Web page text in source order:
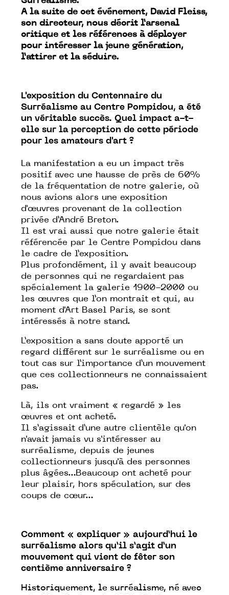
A la suite de cet événement, David Fleiss,
son directeur, nous décrit l’arsenal
critique et les références à déployer
pour intéresser la jeune génération,
l’attirer et la séduire.
L'exposition du Centennaire du
Surréalisme au Centre Pompidou, a été
un véritable succès. Quel impact a-t-
elle sur la perception de cette période
pour les amateurs d'art ?
La manifestation a eu un impact très
positif avec une hausse de près de 60%
de la fréquentation de notre galerie, où
nous avions alors une exposition
d'œuvres provenant de la collection
privée d’André Breton.
Il est vrai aussi que notre galerie était
référencée par le Centre Pompidou dans
le cadre de l’exposition.
Plus profondément, il y avait beaucoup
de personnes qui ne regardaient pas
spécialement la galerie 1900-2000 ou
les œuvres que l’on montrait et qui, au
moment d'Art Basel Paris, se sont
intéressés à notre stand.
L’exposition a sans doute apporté un
regard différent sur le surréalisme ou en
tout cas sur l’importance d’un mouvement
que ces collectionneurs ne connaissaient
pas.
Là, ils ont vraiment « regardé » les
œuvres et ont acheté.
Il s’agissait d’une autre clientèle qu'on
n'avait jamais vu s'intéresser au
surréalisme, depuis de jeunes
collectionneurs jusqu'à des personnes
plus âgées…Beaucoup ont acheté pour
leur plaisir, hors spéculation, sur des
coups de cœur…
Comment « expliquer » aujourd’hui le
surréalisme alors qu’il s’agit d’un
mouvement qui vient de fêter son
centième anniversaire ?
Historiquement, le surréalisme, né avec